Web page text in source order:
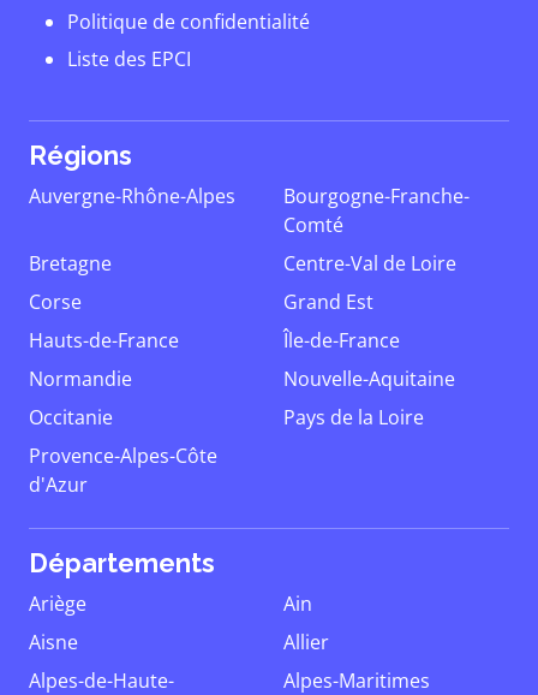
Politique de confidentialité
Liste des EPCI
Régions
Auvergne-Rhône-Alpes
Bourgogne-Franche-
Comté
Bretagne
Centre-Val de Loire
Corse
Grand Est
Hauts-de-France
Île-de-France
Normandie
Nouvelle-Aquitaine
Occitanie
Pays de la Loire
Provence-Alpes-Côte
d'Azur
Départements
Ariège
Ain
Aisne
Allier
Alpes-de-Haute-
Alpes-Maritimes